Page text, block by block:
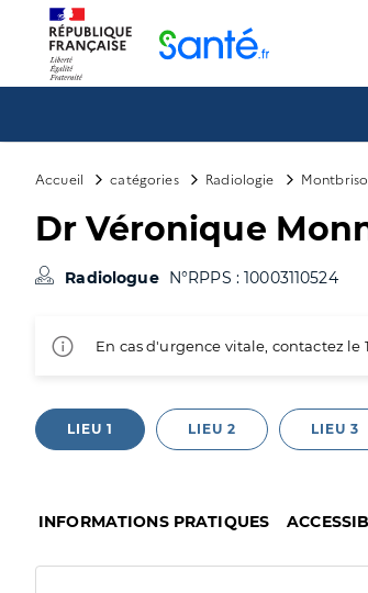
Accueil catégories Radiologie
Dr Véronique
Radiologue N°RPPS : 10003110524
En cas d'urgence vitale, contactez
LIEU 1 LIEU 2 LIEU 3
INFORMATIONS PRATIQUES
Panneau de gestion des cookies